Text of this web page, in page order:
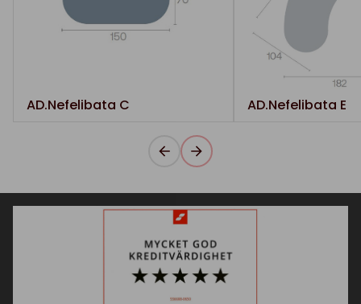
AD.Nefelibata C AD.Nefelibata E